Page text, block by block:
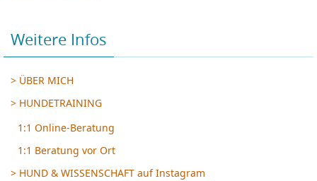
Weitere Infos
> ÜBER MICH
> HUNDETRAINING
1:1 Online-Beratung
1:1 Beratung vor Ort
> HUND & WISSENSCHAFT auf Instagram